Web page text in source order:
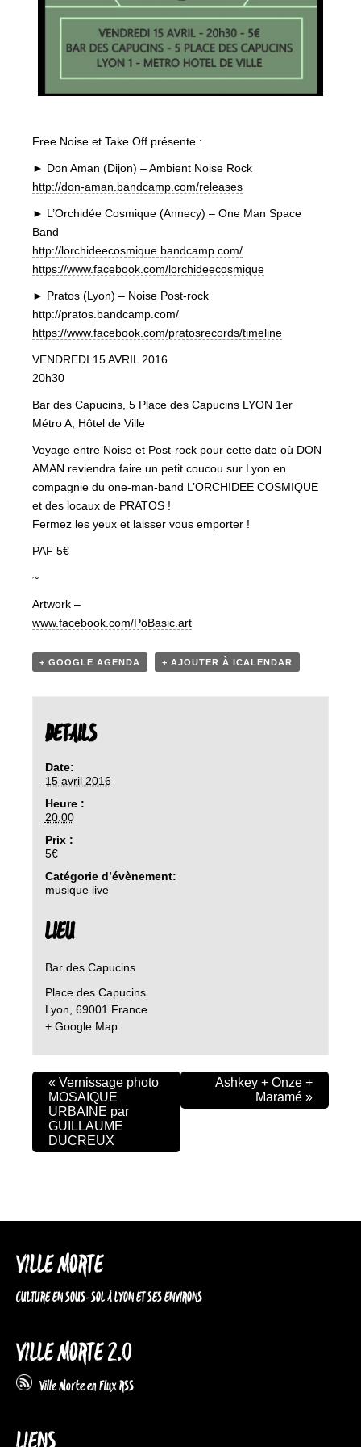
Free Noise et Take Off présente :
► Don Aman (Dijon) – Ambient Noise Rock
http://don-aman.bandcamp.com/releases
► L’Orchidée Cosmique (Annecy) – One Man Space
Band
http://lorchideecosmique.bandcamp. com/
https://www.facebook.com/lorchideecosmique
► Pratos (Lyon) – Noise Post-rock
http://pratos.bandcamp.com/
https://www.facebook.com/pratosrecords/timeline
VENDREDI 15 AVRIL 2016
20h30
Bar des Capucins, 5 Place des Capucins LYON 1er
Métro A, Hôtel de Ville
Voyage entre Noise et Post-rock pour cette date où DON
AMAN reviendra faire un petit coucou sur Lyon en
compagnie du one-man-band L’ORCHIDEE COSMIQUE
et des locaux de PRATOS !
Fermez les yeux et laisser vous emporter !
PAF 5€
~
Artwork –
www.facebook.com/PoBasic.art
+ GOOGLE AGENDA + AJOUTER À ICALENDAR
DETAILS
Date:
15 avril 2016
Heure :
20:00
Prix :
5€
Catégorie d’évènement:
musique live
LIEU
Bar des Capucins
Place des Capucins
Lyon 69001 France
+ Google Map
« Vernissage photo
MOSAIQUE
URBAINE par
GUILLAUME
DUCREUX
Ashkey + Onze +
Maramé »
VILLE MORTE
CULTURE EN SOUS-SOL À LYON ET SES ENVIRONS
VILLE MORTE 2.0
Ville Morte en Flux RSS